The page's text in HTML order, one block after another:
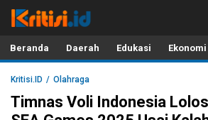
Kritisi.ID
Kritik untuk Negeri!
Beranda Daerah Edukasi Ekonomi
Kritisi.ID Olahraga
Timnas Voli Indonesia